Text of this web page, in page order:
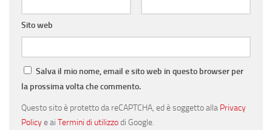
Sito web
Salva il mio nome, email e sito web in questo browser per
la prossima volta che commento.
Questo sito è protetto da reCAPTCHA, ed è soggetto alla Privacy
Policye ai Termini di utilizzodi Google.